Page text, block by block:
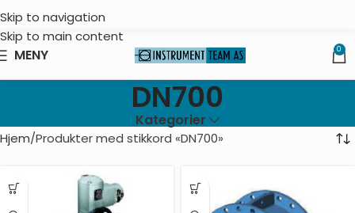
Skip to navigation
Skip to main content
MENY 0
DN700
Kategorier
Hjem Produkter med stikkord «DN700»